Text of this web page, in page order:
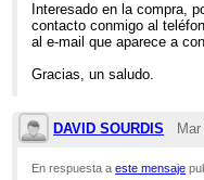
Interesado en la compra,
contacto conmigo al
al e-mail que aparece a
Gracias, un saludo.
DAVID SOURDIS
En respuesta aeste mensaje